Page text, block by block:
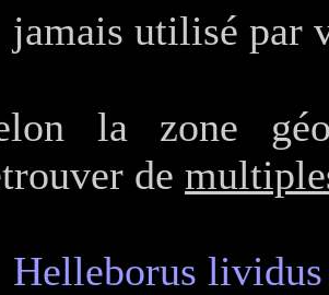
jamais utilisé par
la zone
de
Helleborus